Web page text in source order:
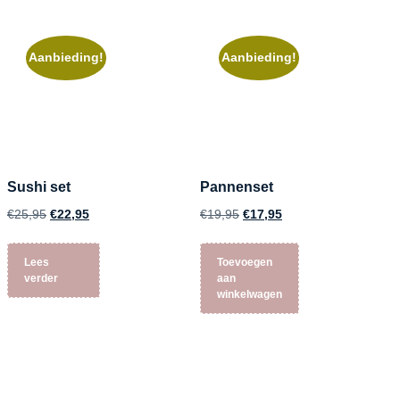
Aanbieding!
Sushi set
€25,95 €22,95
Lees
verder
Aanbieding!
Pannenset
€19,95 €17,95
Toevoegen
aan
winkelwagen